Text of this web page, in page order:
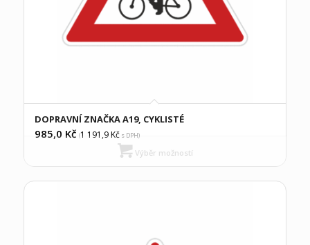
DOPRAVNÍ ZNAČKA A19, CYKLISTÉ
985,0 Kč (1 191,9Kčs DPH)
Výběr možností